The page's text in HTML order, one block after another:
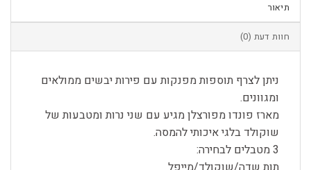
תיאור
חוות דעת (0)
ניתן לצרף תוספות מפנקות עם פירות יבשים ממולאים
ומגוונים.
מארז פונדו מפורצלן מגיע עם שני נרות ומטבעות של
שוקולד בלגי איכותי להמסה.
3 מטבלים לבחירה: